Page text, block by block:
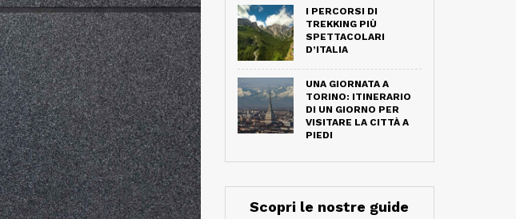
I PERCORSI DI
TREKKING PIÙ
SPETTACOLARI
D’ITALIA
UNA GIORNATA A
TORINO: ITINERARIO
DI UN GIORNO PER
VISITARE LA CITTÀ A
PIEDI
Scopri le nostre guide